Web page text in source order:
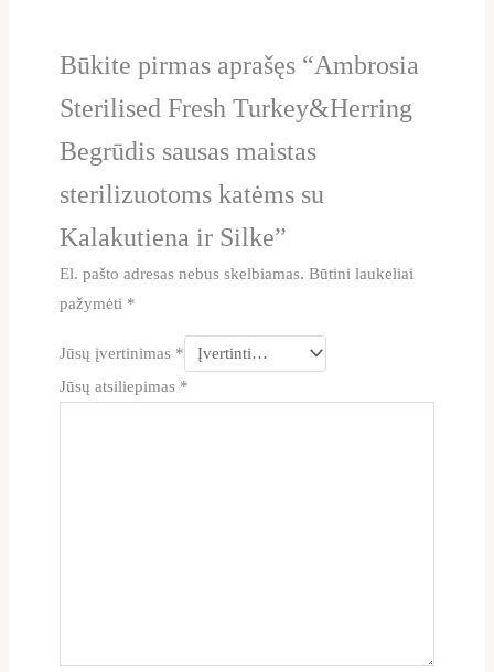
Būkite pirmas aprašęs “Ambrosia
Sterilised Fresh Turkey&Herring
Begrūdis sausas maistas
sterilizuotoms katėms su
Kalakutiena ir Silke”
El. pašto adresas nebus skelbiamas. Būtini laukeliai
pažymėti *
Jūsų įvertinimas *
Jūsų atsiliepimas *